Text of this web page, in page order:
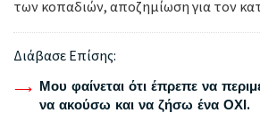
των κοπαδιών, αποζημίωση για τον
Διάβασε Επίσης:
Μου φαίνεται ότι έπρεπε να
να ακούσω και να ζήσω ένα ΟΧΙ.